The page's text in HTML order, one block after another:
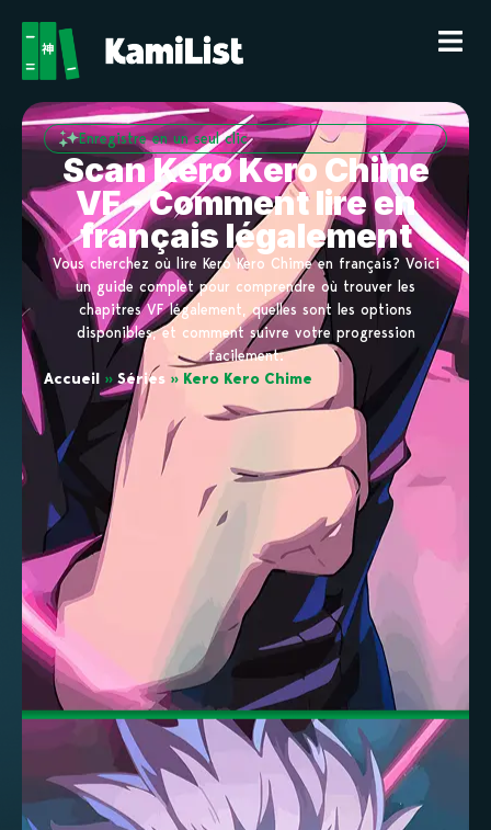
Enregistre en un seul clic
Scan Kero Kero Chime
VF - Comment lire en
français légalement
Vous cherchez où lire Kero Kero Chime en français? Voici
un guide complet pour comprendre où trouver les
chapitres VF légalement, quelles sont les options
disponibles, et comment suivre votre progression
facilement.
Accueil »Séries » Kero Kero Chime